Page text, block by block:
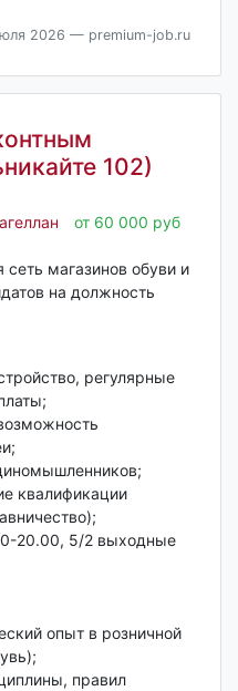
2026 — premium-job.ru
102)
от 60 000 руб
магазинов обуви и
на должность
регулярные
квалификации
20.00, 5/2 выходные
опыт в розничной
правил